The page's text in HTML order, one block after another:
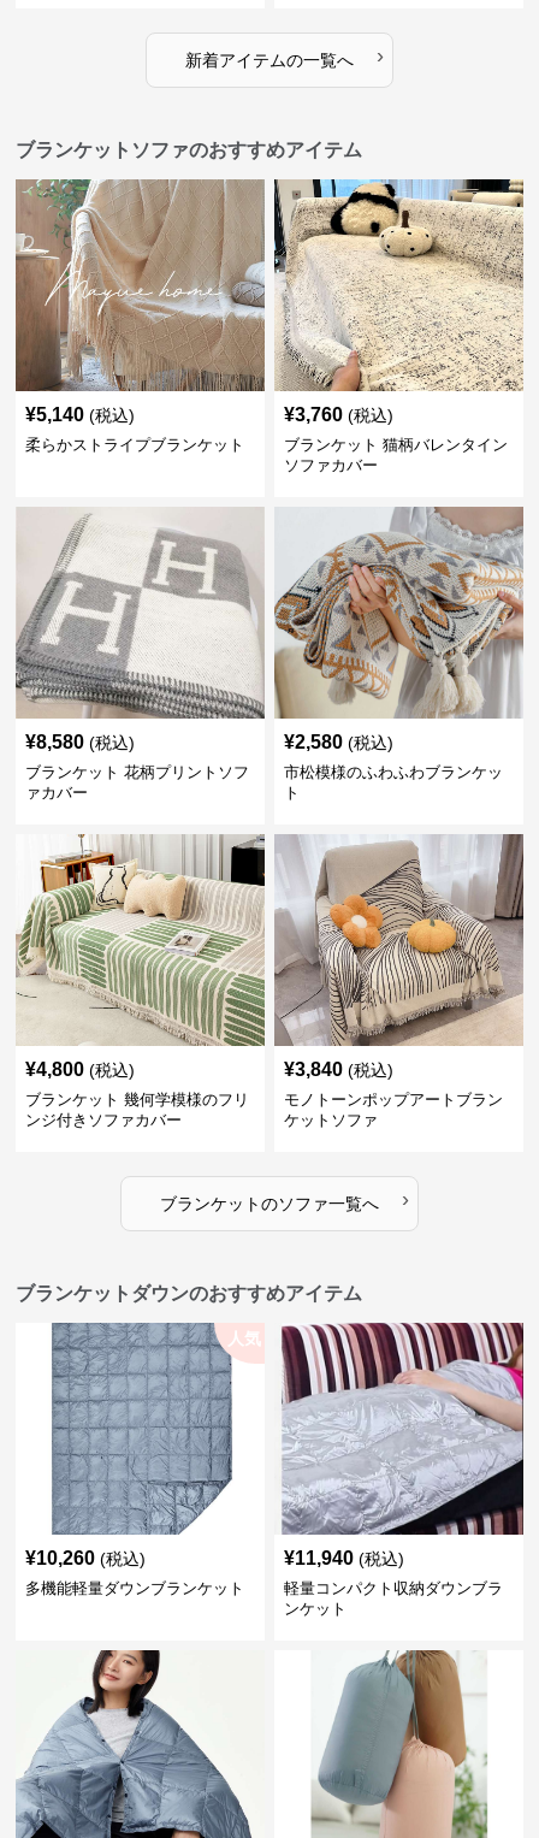
新着アイテムの一覧へ ›
ブランケットソファのおすすめアイテム
¥5,140 (税込)
柔らかストライプブランケット
¥3,760 (税込)
ブランケット 猫柄バレンタイン
ソファカバー
¥8,580 (税込)
ブランケット 花柄プリントソフ
ァカバー
¥2,580 (税込)
市松模様のふわふわブランケッ
ト
¥4,800 (税込)
ブランケット 幾何学模様のフリ
ンジ付きソファカバー
¥3,840 (税込)
モノトーンポップアートブラン
ケットソファ
ブランケットのソファ一覧へ ›
ブランケットダウンのおすすめアイテム
人気
¥10,260 (税込)
多機能軽量ダウンブランケット
¥11,940 (税込)
軽量コンパクト収納ダウンブラ
ンケット